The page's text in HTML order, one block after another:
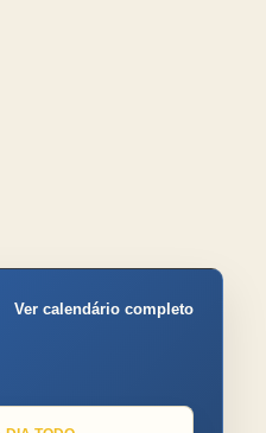
Ver calendário completo